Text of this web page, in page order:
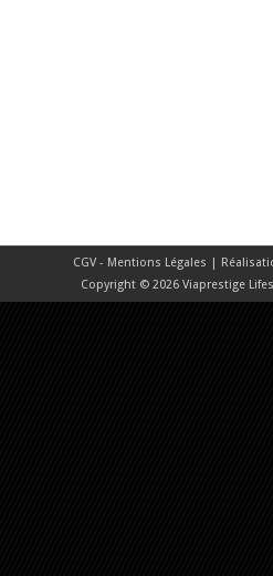
CGV - Mentions Légales |
Copyright © 2026 Viaprestige